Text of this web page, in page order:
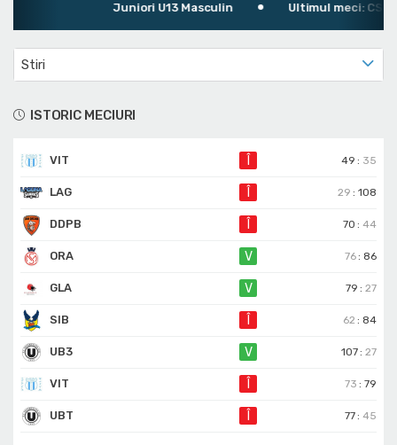
Juniori U13 Masculin Ultimul meci: CSS
Stiri
ISTORIC MECIURI
VIT 49 : 35
LAG 29 :108
DDPB 70 :44
ORA V 76 : 86
GLA V 79 :27
SIB 62 : 84
UB3 V 107 :27
VIT 73 :79
UBT 77 :45